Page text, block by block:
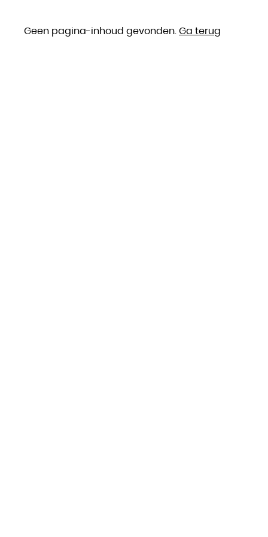
Geen pagina-inhoud gevonden. Ga terug